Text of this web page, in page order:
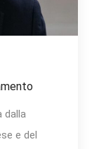
dalla
e del